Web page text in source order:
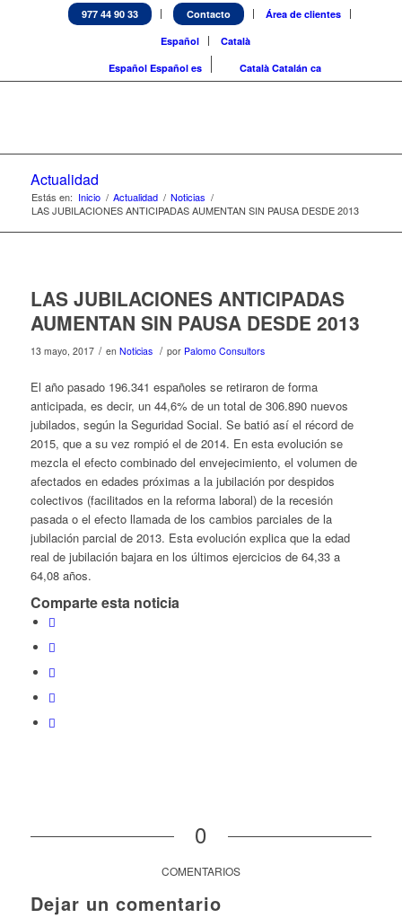
977 44 90 33 Contacto
Área de clientes
Español
Català
Español Español es Català Catalán ca
Actualidad
Estás en: Inicio / Actualidad / Noticias /
LAS JUBILACIONES ANTICIPADAS AUMENTAN SIN PAUSA DESDE 2013
LAS JUBILACIONES ANTICIPADAS
AUMENTAN SIN PAUSA DESDE 2013
13 mayo, 2017 / en Noticias / por Palomo Consultors
El año pasado 196.341 españoles se retiraron de forma
anticipada, es decir, un 44,6% de un total de 306.890 nuevos
jubilados, según la Seguridad Social. Se batió así el récord de
2015, que a su vez rompió el de 2014. En esta evolución se
mezcla el efecto combinado del envejecimiento, el volumen de
afectados en edades próximas a la jubilación por despidos
colectivos (facilitados en la reforma laboral) de la recesión
pasada o el efecto llamada de los cambios parciales de la
jubilación parcial de 2013. Esta evolución explica que la edad
real de jubilación bajara en los últimos ejercicios de 64,33 a
64,08 años.
Comparte esta noticia
0
COMENTARIOS
Dejar un comentario